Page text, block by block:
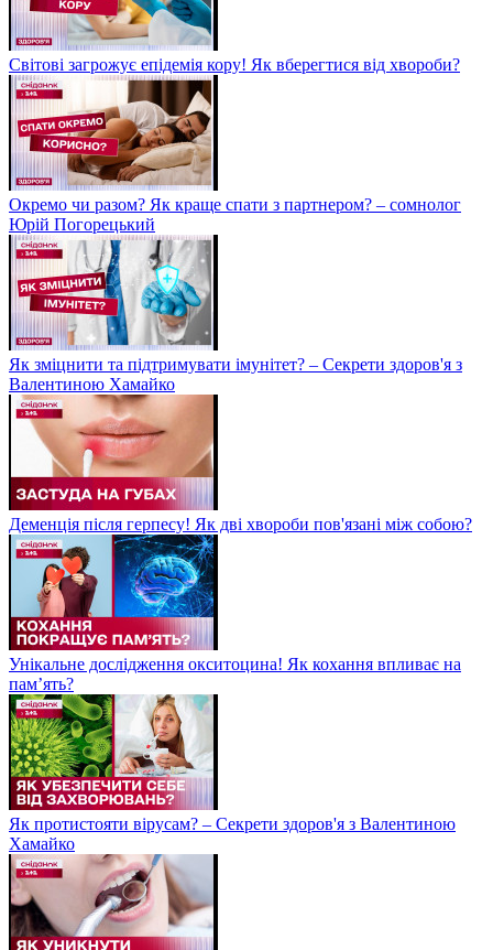
Світові загрожує епідемія кору! Як вберегтися від хвороби?
Окремо чи разом? Як краще спати з партнером? – сомнолог
Юрій Погорецький
Як зміцнити та підтримувати імунітет? – Секрети здоров'я з
Валентиною Хамайко
Деменція після герпесу! Як дві хвороби пов'язані між собою?
Унікальне дослідження окситоцина! Як кохання впливає на
пам’ять?
Як протистояти вірусам? – Секрети здоров'я з Валентиною
Хамайко